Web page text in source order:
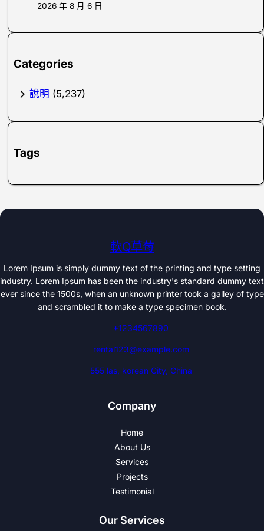
2026 年 8 月 6 日
Categories
說明 (5,237)
Tags
軟Q草莓
Lorem Ipsum is simply dummy text of the printing and type setting
industry. Lorem Ipsum has been the industry's standard dummy text
ever since the 1500s, when an unknown printer took a galley of type
and scrambled it to make a type specimen book.
+1234567890
rental123@example.com
555 las, korean City, China
Company
Home
About Us
Services
Projects
Testimonial
Our Services